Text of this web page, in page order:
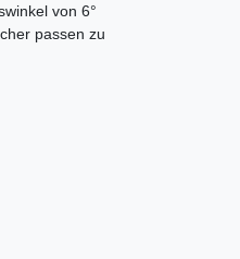
von 6°
passen zu